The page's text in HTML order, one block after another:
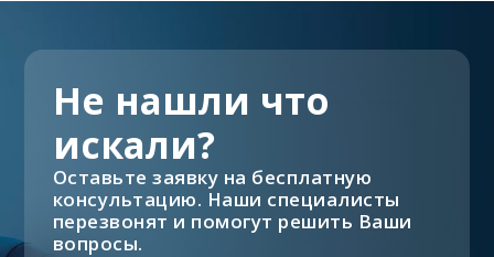
Не нашли что
искали?
Оставьте заявку на бесплатную
консультацию. Наши специалисты
перезвонят и помогут решить Ваши
вопросы.